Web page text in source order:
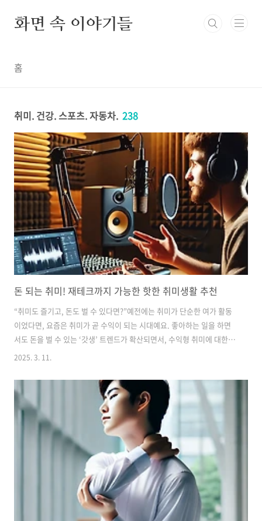
화면 속 이야기들
홈
취미. 건강. 스포츠. 자동차. 238
돈 되는 취미! 재테크까지 가능한 핫한 취미생활 추천
“취미도 즐기고, 돈도 벌 수 있다면?”예전에는 취미가 단순한 여가 활동
이었다면, 요즘은 취미가 곧 수익이 되는 시대예요. 좋아하는 일을 하면
서도 돈을 벌 수 있는 ‘갓생’ 트렌드가 확산되면서, 수익형 취미에 대한
관심이 높아지고 있죠.그렇다면 어떤 취미가 재테크까지 연결될 수 있을
트 & 굿즈 제작 – 그림 실력이 돈이 된다!그림 그리는 게 취미라면? 이제
는 종이에만 그릴 필요 없어요. 디지털 아트를 활용하면 수익을 낼 수 있
는 방법이 무궁무진하답니다!✅ 수익 창출 방법‘크몽’, ‘아이콘팜’에서 일
러스트 판매온라인 마켓(스마트스토어, 아이디어스)에서 굿즈 판매 (엽
서, 스티커, 폰케이스 등)NFT(대체 불가능 토큰) 아트 제작 ..
2025. 3. 11.